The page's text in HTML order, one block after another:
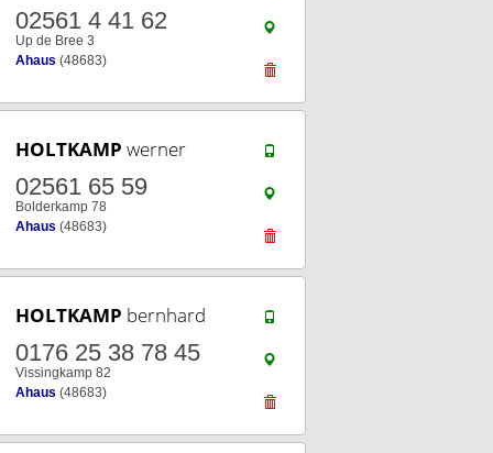
02561 4 41 62
Up de Bree 3
Ahaus (48683)
HOLTKAMP werner
02561 65 59
Bolderkamp 78
Ahaus (48683)
HOLTKAMP bernhard
0176 25 38 78 45
Vissingkamp 82
Ahaus (48683)